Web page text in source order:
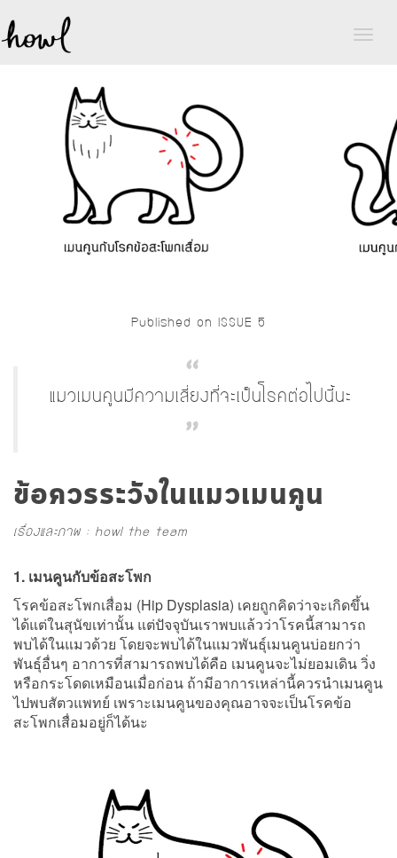
Published on ISSUE 5
แมวเมนคูนมีความเสี่ยงที่จะเป็นโรคต่อไปนี้นะ
ข้อควรระวังในแมวเมนคูน
เรื่องและภาพ : howl the team
1. เมนคูนกับข้อสะโพก
โรคข้อสะโพกเสื่อม (Hip Dysplasia) เคยถูกคิดว่าจะเกิดขึ้น
ได้แต่ในสุนัขเท่านั้น แต่ปัจจุบันเราพบแล้วว่าโรคนี้สามารถ
พบได้ในแมวด้วย โดยจะพบได้ในแมวพันธุ์เมนคูนบ่อยกว่า
พันธุ์อื่นๆ อาการที่สามารถพบได้คือ เมนคูนจะไม่ยอมเดิน วิ่ง
หรือกระโดดเหมือนเมื่อก่อน ถ้ามีอาการเหล่านี้ควรนำเมนคูน
ไปพบสัตวแพทย์ เพราะเมนคูนของคุณอาจจะเป็นโรคข้อ
สะโพกเสื่อมอยู่ก็ได้นะ